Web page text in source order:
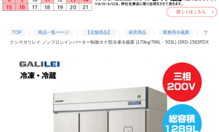
TOP 商品一覧ページ 【店舗用品】 厨房用品 業務用冷蔵庫
フ
クシマガリレイ ノンフロンインバーター制御タテ型冷凍冷蔵庫 (170kg/786L・503L) GRD-1562PDX
TOP 商品一覧ページ
クシマガリレイ ノンフロンインバーター制御タテ型冷凍冷蔵庫 (170kg/786L・503L) GRD-1562PDX